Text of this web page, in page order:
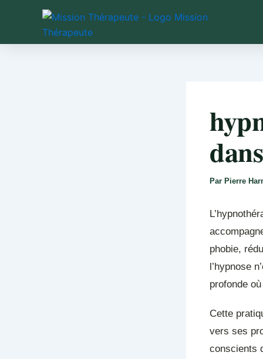
Par Pierre
phobie,
l’hypnose
profonde
Cette
vers ses
conscients